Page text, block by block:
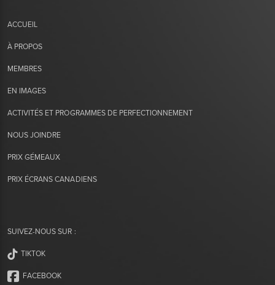
ACCUEIL
À PROPOS
MEMBRES
EN IMAGES
ACTIVITÉS ET PROGRAMMES DE PERFECTIONNEMENT
NOUS JOINDRE
PRIX GÉMEAUX
PRIX ÉCRANS CANADIENS
SUIVEZ-NOUS SUR :
TIKTOK
FACEBOOK